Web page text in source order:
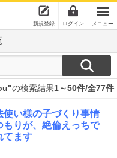
新規登録 ログイン メニュー
の検索結果1～50件/全77件
使い様の子づくり事情
もりが、絶倫えっちで
てます